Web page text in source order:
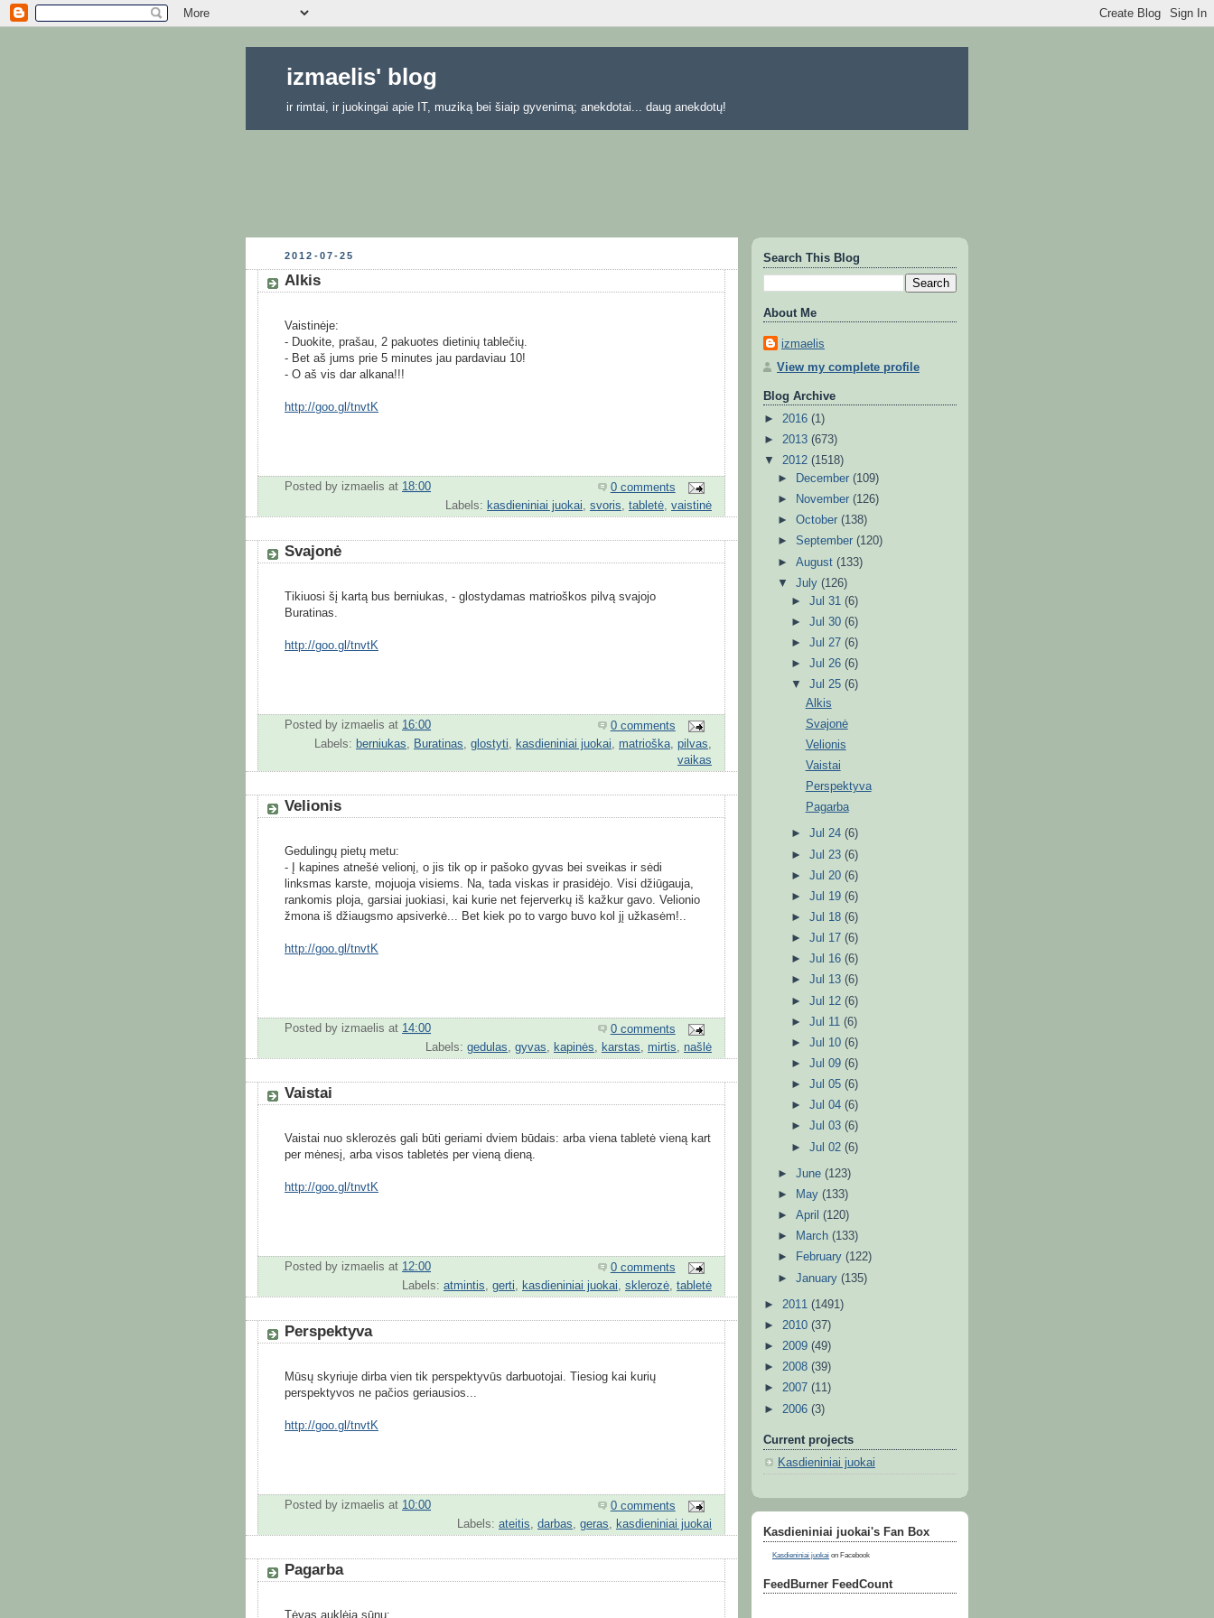
izmaelis' blog
ir rimtai, ir juokingai apie IT, muziką bei šiaip gyvenimą; anekdotai... daug anekdotų!
2012-07-25
Alkis
Vaistinėje:
- Duokite, prašau, 2 pakuotes dietinių tablečių.
- Bet aš jums prie 5 minutes jau pardaviau 10!
- O aš vis dar alkana!!!
http://goo.gl/tnvtK
Posted by izmaelis at 18:00
0 comments
Labels: kasdieniniai juokai svoris tabletė vaistinė
Svajonė
Tikiuosi šį kartą bus berniukas, - glostydamas matrioškos pilvą svajojo
Buratinas.
http://goo.gl/tnvtK
Posted by izmaelis at 16:00
0 comments
Labels: berniukas Buratinas glostyti kasdieniniai juokai matrioška pilvas
vaikas
Velionis
Gedulingų pietų metu:
- Į kapines atnešė velionį, o jis tik op ir pašoko gyvas bei sveikas ir sėdi
linksmas karste, mojuoja visiems. Na, tada viskas ir prasidėjo. Visi džiūgauja,
rankomis ploja, garsiai juokiasi, kai kurie net fejerverkų iš kažkur gavo. Velionio
žmona iš džiaugsmo apsiverkė... Bet kiek po to vargo buvo kol jį užkasėm!..
http://goo.gl/tnvtK
Posted by izmaelis at 14:00
0 comments
Labels: gedulas gyvas kapinės karstas mirtis našlė
Vaistai
Vaistai nuo sklerozės gali būti geriami dviem būdais: arba viena tabletė vieną kart
per mėnesį, arba visos tabletės per vieną dieną.
http://goo.gl/tnvtK
Posted by izmaelis at 12:00
0 comments
Labels: atmintis gerti kasdieniniai juokai sklerozė tabletė
Perspektyva
Mūsų skyriuje dirba vien tik perspektyvūs darbuotojai. Tiesiog kai kurių
perspektyvos ne pačios geriausios...
http://goo.gl/tnvtK
Posted by izmaelis at 10:00
0 comments
Labels: ateitis darbas geras kasdieniniai juokai
Pagarba
Tėvas auklėja sūnų:
Search This Blog
About Me
izmaelis
View my complete profile
Blog Archive
► 2016 (1)
► 2013 (673)
▼ 2012 (1518)
►
December(109)
►
November(126)
►October(138)
►September(120)
►August(133)
▼July(126)
►Jul 31(6)
►Jul 30(6)
►Jul 27(6)
►Jul 26(6)
▼Jul 25(6)
Alkis
Svajonė
Velionis
Vaistai
Perspektyva
Pagarba
►Jul 24(6)
►Jul 23(6)
►Jul 20(6)
►Jul 19(6)
►Jul 18(6)
►Jul 17(6)
►Jul 16(6)
►Jul 13(6)
►Jul 12(6)
►Jul 11(6)
►Jul 10(6)
►Jul 09(6)
►Jul 05(6)
►Jul 04(6)
►Jul 03(6)
►Jul 02(6)
►June(123)
►
May(133)
►April(120)
►
March(133)
►
February(122)
►January(135)
► 2011 (1491)
► 2010 (37)
► 2009 (49)
► 2008 (39)
► 2007 (11)
► 2006 (3)
Current projects
Kasdieniniai juokai
Kasdieniniai juokai's Fan Box
Kasdieniniai juokai on Facebook
FeedBurner FeedCount